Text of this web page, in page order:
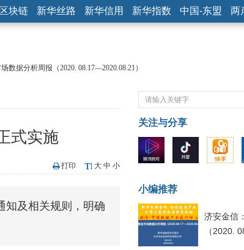
区块链 新华丝路 新华信用 新华指数 中国-东盟 两
数据分析周报（2020. 08.17—2020.08.21）
零售业如何浴火重生？
数据分析周报（2020. 07.27—2020.07.31）
单、结构性存款玩起“跷跷板” 结构性失衡藏
亿元 短端资金利率明显下行
发射成功，全产业链解析
式实施
打印 大 中 小
知及相关规则，明确
关注与分享
小编推荐
济安金信
（2020.